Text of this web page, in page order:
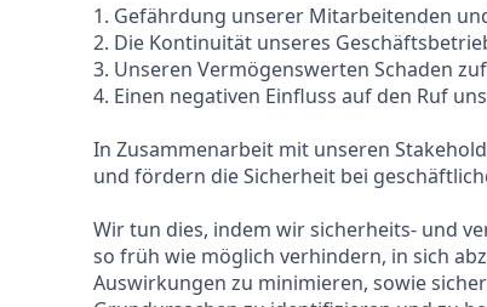
1. Gefährdung unserer Mitarbeitenden
2. Die Kontinuität unseres
3. Unseren Vermögenswerten Schaden
4. Einen negativen Einfluss auf den Ruf
In Zusammenarbeit mit unseren
und fördern die Sicherheit bei
Wir tun dies, indem wir sicherheits- und
so früh wie möglich verhindern, in sich
Auswirkungen zu minimieren, sowie